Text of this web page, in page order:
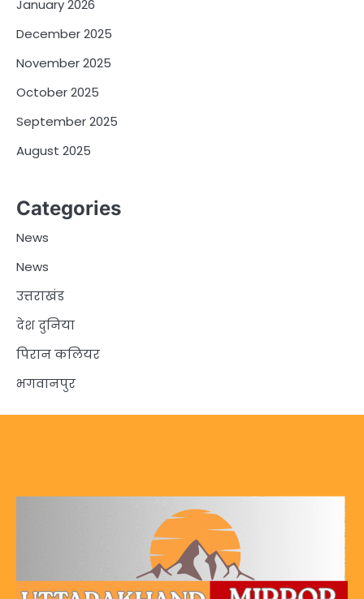
January 2026
December 2025
November 2025
October 2025
September 2025
August 2025
Categories
News
News
उत्तराखंड
देश दुनिया
पिरान कलियर
भगवानपुर